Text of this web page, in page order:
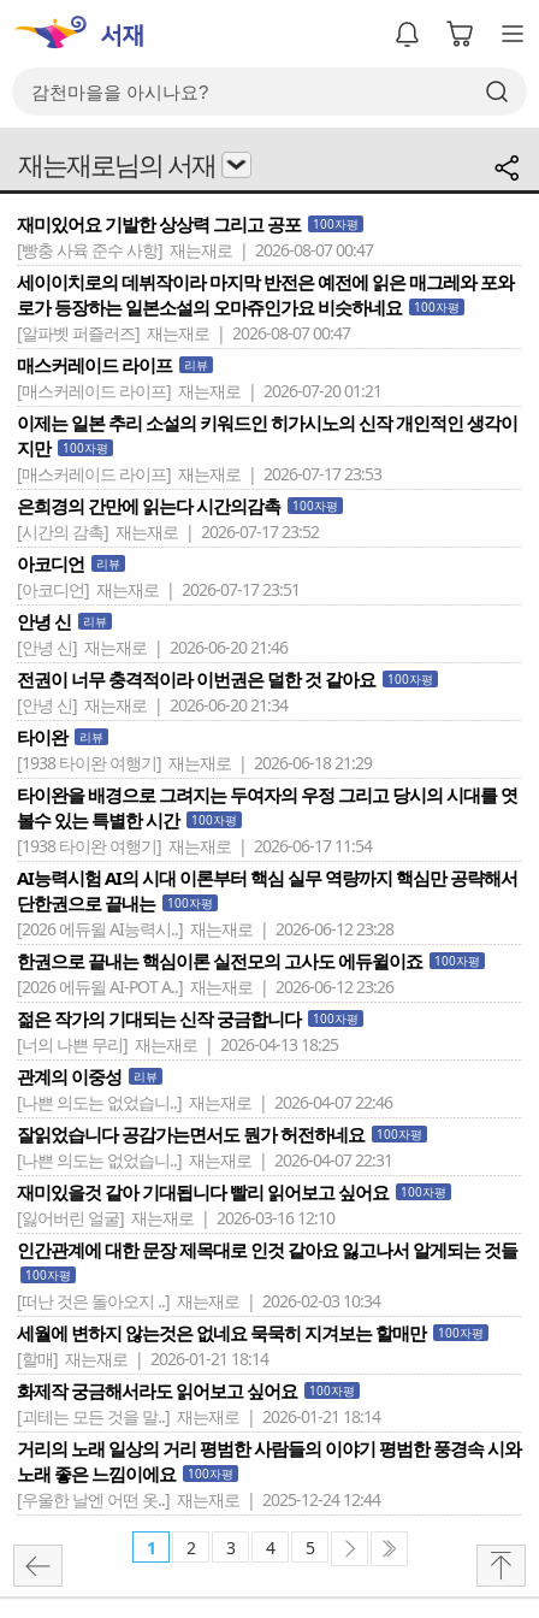
재는재로님의 서재
재미있어요 기발한 상상력 그리고 공포 100자평
[빵충 사육 준수 사항] 재는재로 | 2026-08-07 00:47
세이이치로의 데뷔작이라 마지막 반전은 예전에 읽은 매그레와 포와
로가 등장하는 일본소설의 오마쥬인가요 비슷하네요
100자평
[알파벳 퍼즐러즈] 재는재로 | 2026-08-07 00:47
매스커레이드 라이프 리뷰
[매스커레이드 라이프] 재는재로 | 2026-07-20 01:21
이제는 일본 추리 소설의 키워드인 히가시노의 신작 개인적인 생각이
지만
100자평
[매스커레이드 라이프] 재는재로 | 2026-07-17 23:53
은희경의 간만에 읽는다 시간의감촉 100자평
[시간의 감촉] 재는재로 | 2026-07-17 23:52
아코디언 리뷰
[아코디언] 재는재로 | 2026-07-17 23:51
안녕 신 리뷰
[안녕 신] 재는재로 | 2026-06-20 21:46
전권이 너무 충격적이라 이번권은 덜한 것 같아요 100자평
[안녕 신] 재는재로 | 2026-06-20 21:34
타이완 리뷰
[1938 타이완 여행기] 재는재로 | 2026-06-18 21:29
타이완을 배경으로 그려지는 두여자의 우정 그리고 당시의 시대를 엿
볼수 있는 특별한 시간
100자평
[1938 타이완 여행기] 재는재로 | 2026-06-17 11:54
AI능력시험 AI의 시대 이론부터 핵심 실무 역량까지 핵심만 공략해서
단한권으로 끝내는
100자평
[2026 에듀윌 AI능력시..] 재는재로 | 2026-06-12 23:28
한권으로 끝내는 핵심이론 실전모의 고사도 에듀윌이죠 100자평
[2026 에듀윌 AI-POT A..] 재는재로 | 2026-06-12 23:26
젊은 작가의 기대되는 신작 궁금합니다 100자평
[너의 나쁜 무리] 재는재로 | 2026-04-13 18:25
관계의 이중성 리뷰
[나쁜 의도는 없었습니..] 재는재로 | 2026-04-07 22:46
잘읽었습니다 공감가는면서도 뭔가 허전하네요 100자평
[나쁜 의도는 없었습니..] 재는재로 | 2026-04-07 22:31
재미있을것 같아 기대됩니다 빨리 읽어보고 싶어요 100자평
[잃어버린 얼굴] 재는재로 | 2026-03-16 12:10
인간관계에 대한 문장 제목대로 인것 같아요 잃고나서 알게되는 것들
100자평
[떠난 것은 돌아오지 ..] 재는재로 | 2026-02-03 10:34
세월에 변하지 않는것은 없네요 묵묵히 지겨보는 할매만 100자평
[할매] 재는재로 | 2026-01-21 18:14
화제작 궁금해서라도 읽어보고 싶어요 100자평
[괴테는 모든 것을 말..] 재는재로 | 2026-01-21 18:14
거리의 노래 일상의 거리 평범한 사람들의 이야기 평범한 풍경속 시와
노래 좋은 느낌이에요
100자평
[우울한 날엔 어떤 옷..] 재는재로 | 2025-12-24 12:44
1 2 3 4 5